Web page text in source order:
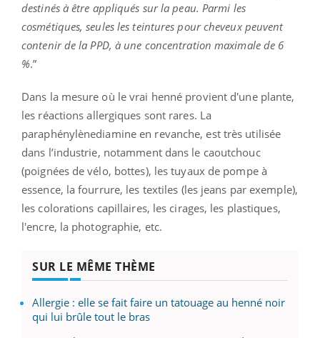
destinés à être appliqués sur la peau. Parmi les
cosmétiques, seules les teintures pour cheveux peuvent
contenir de la PPD, à une concentration maximale de 6
%.”
Dans la mesure où le vrai henné provient d'une plante,
les réactions allergiques sont rares. La
paraphénylènediamine en revanche, est très utilisée
dans l’industrie, notamment dans le caoutchouc
(poignées de vélo, bottes), les tuyaux de pompe à
essence, la fourrure, les textiles (les jeans par exemple),
les colorations capillaires, les cirages, les plastiques,
l'encre, la photographie, etc.
SUR LE MÊME THÈME
Allergie : elle se fait faire un tatouage au henné noir
qui lui brûle tout le bras